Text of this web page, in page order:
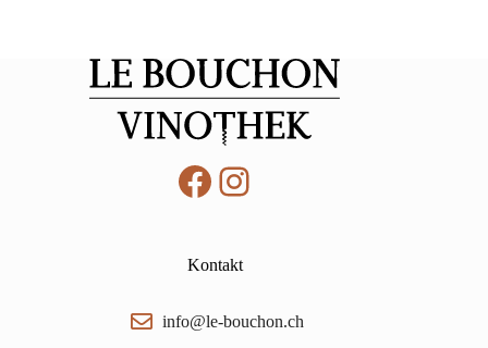
Facebook
Instagram
Kontakt
info@le-bouchon.ch